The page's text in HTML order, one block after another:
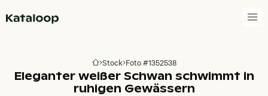
Zur Homepage
Stock Foto #1352538
Eleganter weißer Schwan schwimmt in
ruhigen Gewässern